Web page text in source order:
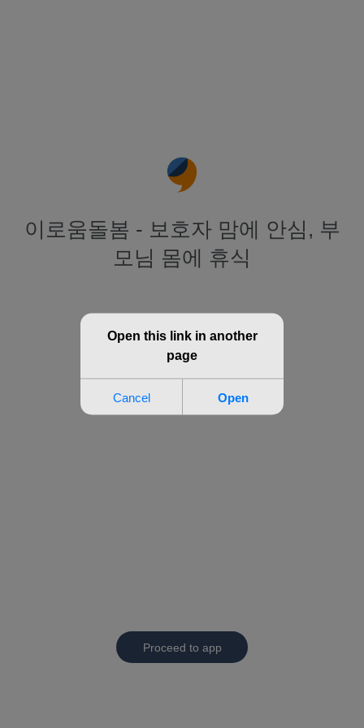
이로움돌봄 - 보호자 맘에 안심, 부
모님 몸에 휴식
Proceed to app